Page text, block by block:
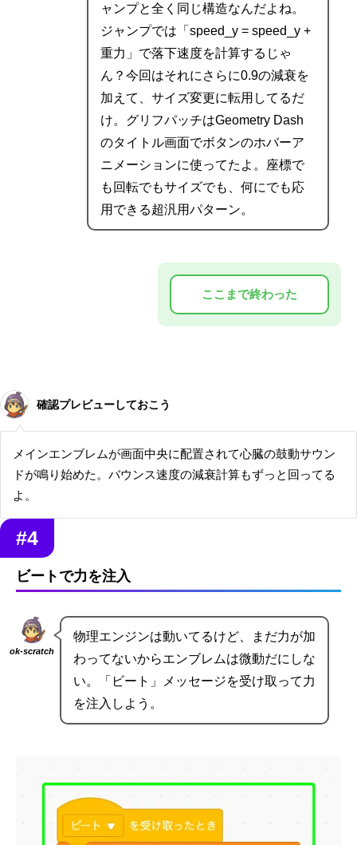
ャンプと全く同じ構造なんだよね。
ジャンプでは「speed_y = speed_y +
重力」で落下速度を計算するじゃ
ん？今回はそれにさらに0.9の減衰を
加えて、サイズ変更に転用してるだ
け。グリフパッチはGeometry Dash
のタイトル画面でボタンのホバーア
ニメーションに使ってたよ。座標で
も回転でもサイズでも、何にでも応
用できる超汎用パターン。
確認プレビューしておこう
メインエンブレムが画面中央に配置されて心臓の鼓動サウン
ドが鳴り始めた。バウンス速度の減衰計算もずっと回ってる
よ。
#4
ビートで力を注入
ok-scratch
物理エンジンは動いてるけど、まだ力が加
わってないからエンブレムは微動だにしな
い。「ビート」メッセージを受け取って力
を注入しよう。